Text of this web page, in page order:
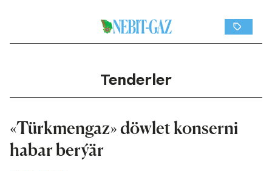
Tenderler
«Türkmengaz» döwlet konserni
habar berýär